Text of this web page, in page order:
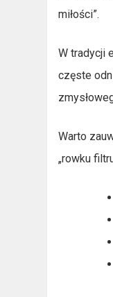
miłości”.
W tradycji
częste
Warto
„rowku